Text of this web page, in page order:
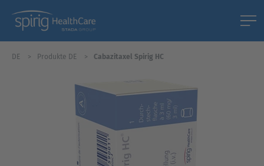
DE Produkte DE Cabazitaxel Spirig HC